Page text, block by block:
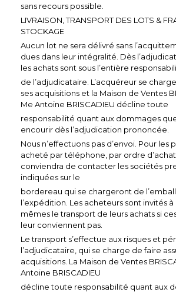
sans recours possible.
LIVRAISON, TRANSPORT DES LOTS &
STOCKAGE
Aucun lot ne sera délivré sans
dues dans leur intégralité. Dès
les achats sont sous l’entière
de l’adjudicataire. L’acquéreur se
ses acquisitions et la Maison de Ventes
Me Antoine BRISCADIEU décline toute
responsabilité quant aux dommages
encourir dès l’adjudication prononcée.
Nous n’effectuons pas d’envoi. Pour les
acheté par téléphone, par ordre d’achat
conviendra de contacter les sociétés
indiquées sur le
bordereau qui se chargeront de
l’expédition. Les acheteurs sont invités
mêmes le transport de leurs achats si
leur conviennent pas.
Le transport s’effectue aux risques et
l’adjudicataire, qui se charge de faire
acquisitions. La Maison de Ventes
Antoine BRISCADIEU
décline toute responsabilité quant aux